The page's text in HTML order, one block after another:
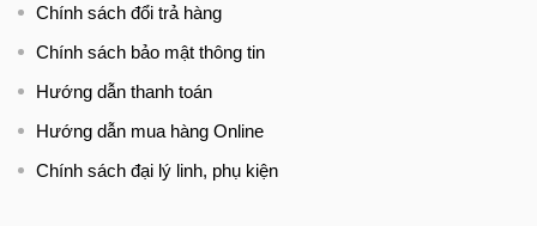
Chính sách đổi trả hàng
Chính sách bảo mật thông tin
Hướng dẫn thanh toán
Hướng dẫn mua hàng Online
Chính sách đại lý linh, phụ kiện